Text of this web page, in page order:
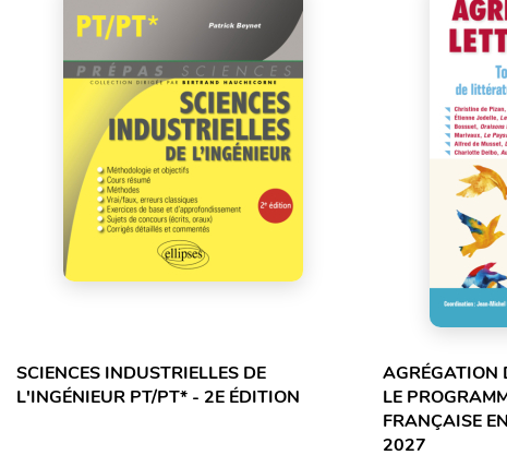
SCIENCES INDUSTRIELLES DE
L'INGÉNIEUR PT/PT* - 2E ÉDITION
AGRÉGATION
LE
FRANÇAISE
2027